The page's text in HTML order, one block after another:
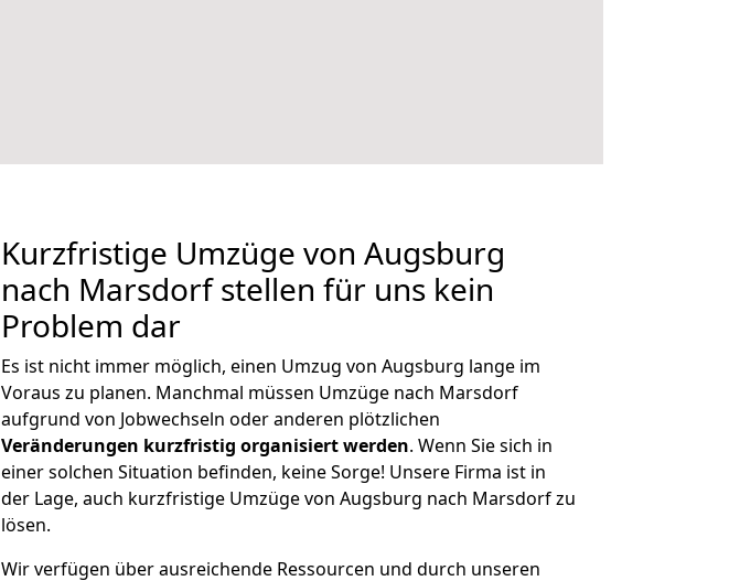
Kurzfristige Umzüge von Augsburg
nach Marsdorf stellen für uns kein
Problem dar
Es ist nicht immer möglich, einen Umzug von Augsburg lange im
Voraus zu planen. Manchmal müssen Umzüge nach Marsdorf
aufgrund von Jobwechseln oder anderen plötzlichen
Veränderungen kurzfristig organisiert werden. Wenn Sie sich in
einer solchen Situation befinden, keine Sorge! Unsere Firma ist in
der Lage, auch kurzfristige Umzüge von Augsburg nach Marsdorf zu
lösen.
Wir verfügen über ausreichende Ressourcen und durch unseren